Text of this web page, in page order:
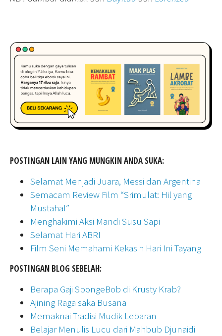
POSTINGAN LAIN YANG MUNGKIN ANDA SUKA:
Selamat Menjadi Juara, Messi dan Argentina
Semacam Review Film “Srimulat: Hil yang
Mustahal”
Menghakimi Aksi Mandi Susu Sapi
Selamat Hari ABRI
Film Seni Memahami Kekasih Hari Ini Tayang
POSTINGAN BLOG SEBELAH:
Berapa Gaji SpongeBob di Krusty Krab?
Ajining Raga saka Busana
Memaknai Tradisi Mudik Lebaran
Belajar Menulis Lucu dari Mahbub Djunaidi